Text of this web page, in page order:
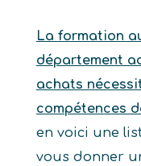
La formation
département
achats
compétences
en voici une
vous donner